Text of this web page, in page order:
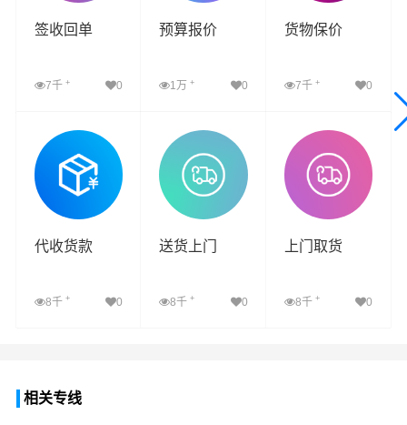
签收回单
7千 + 0
查看详细
预算报价
1万+ 0
查看详细
货物保价
7千 + 0
查看详细
代收货款
8千 + 0
送货上门
8千+ 0
上门取货
8千 + 0
相关专线